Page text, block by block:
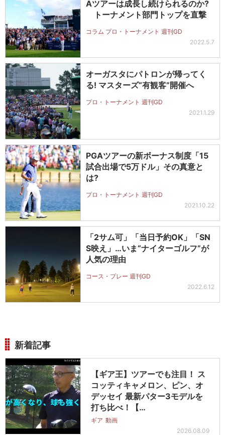
Aツアーは成長し続けられるのか?
トーナメント部門トップを直撃
コラム プロ・トーナメント 週刊GD
2022.5.7
オーガスタにパトロンが帰ってく
る! マスターズ“有観客”開催へ
プロ・トーナメント 週刊GD
2021.1.29
PGAツアーの新ボーナス制度「15
試合出場で5万ドル」その真意と
は?
プロ・トーナメント 週刊GD
2021.10.22
「2サム可」「当日予約OK」「SN
S映え」…いま“ナイターゴルフ”が
人気の理由
コース・プレー 週刊GD
2022.6.12
新着記事
【ギア王】ツアーでも注目！ ス
コッティキャメロン、ピン、オ
デッセイ 最新パター3モデルを
打ち比べ！【…
ギア 動画
2026.08.09